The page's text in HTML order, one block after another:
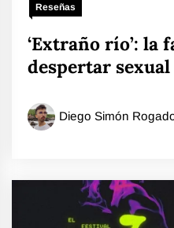
Reseñas
‘Extraño río’: la
despertar sexual
Diego Simón